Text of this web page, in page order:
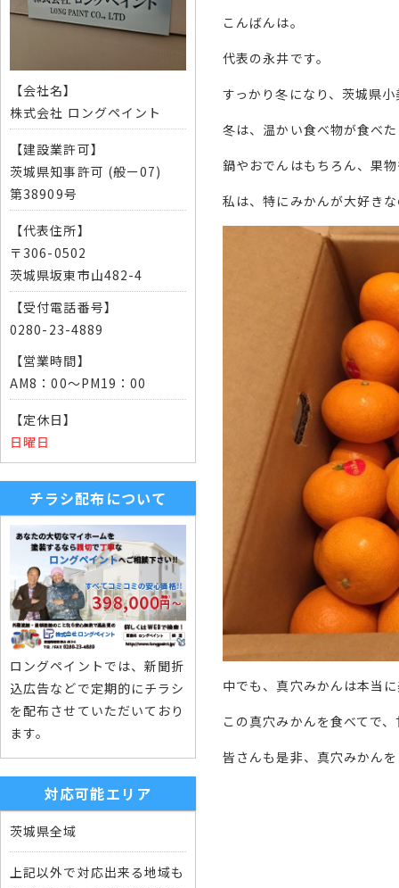
こんばんは。
代表の永井です。
すっかり冬になり、茨城県
冬は、温かい食べ物が食べ
鍋やおでんはもちろん、果
私は、特にみかんが大好き
中でも、真穴みかんは本当
この真穴みかんを食べてで
皆さんも是非、真穴みかん
【会社名】
株式会社 ロングペイント
【建設業許可】
茨城県知事許可 (般ー07)
第38909号
【代表住所】
〒306-0502
茨城県坂東市山482-4
【受付電話番号】
0280-23-4889
【営業時間】
AM8：00～PM19：00
【定休日】
日曜日
チラシ配布について
ロングペイントでは、新聞折
込広告などで定期的にチラシ
を配布させていただいており
ます。
対応可能エリア
茨城県全域
上記以外で対応出来る地域も